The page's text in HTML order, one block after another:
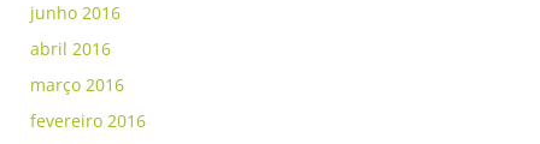
junho 2016
abril 2016
março 2016
fevereiro 2016